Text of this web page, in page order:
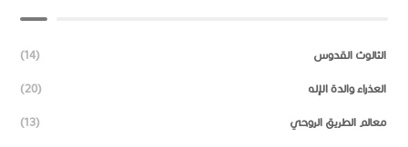
الثالوث القدوس (14)
العذراء والدة الإله (20)
معالم الطريق الروحي (13)